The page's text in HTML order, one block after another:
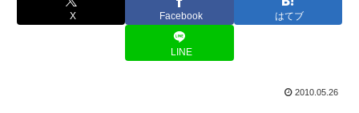
X Facebook はてブ
LINE
2010.05.26